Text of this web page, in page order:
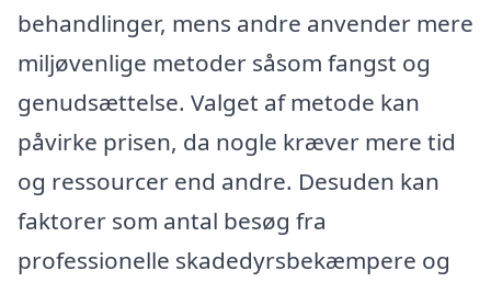
behandlinger, mens andre anvender mere
miljøvenlige metoder såsom fangst og
genudsættelse. Valget af metode kan
påvirke prisen, da nogle kræver mere tid
og ressourcer end andre. Desuden kan
faktorer som antal besøg fra
professionelle skadedyrsbekæmpere og